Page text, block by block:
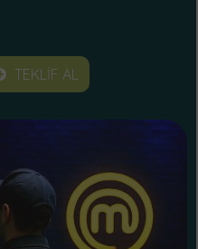
TEKLİF AL